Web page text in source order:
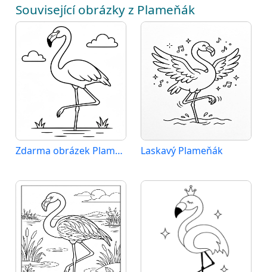
Související obrázky z Plameňák
Zdarma obrázek Plameňáka Laskavý Plameňák